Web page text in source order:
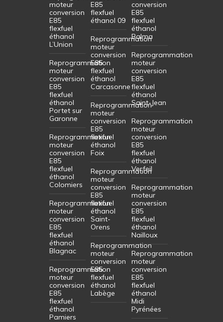
moteur
conversion
E85
flexfuel
éthanol
L’Union
Reprogrammation
moteur
conversion
E85
flexfuel
éthanol
Portet sur
Garonne
Reprogrammation
moteur
conversion
E85
flexfuel
éthanol
Colomiers
Reprogrammation
moteur
conversion
E85
flexfuel
éthanol
Blagnac
Reprogrammation
moteur
conversion
E85
flexfuel
éthanol
Pamiers
E85
flexfuel
éthanol 09
Reprogrammation
moteur
conversion
E85
flexfuel
éthanol
Carcasonne
Reprogrammation
moteur
conversion
E85
flexfuel
éthanol
Foix
Reprogrammation
moteur
conversion
E85
flexfuel
éthanol
Saint-
Orens
Reprogrammation
moteur
conversion
E85
flexfuel
éthanol
Labège
conversion
E85
flexfuel
éthanol
Balma
Reprogrammation
moteur
conversion
E85
flexfuel
éthanol
Saint-Jean
Reprogrammation
moteur
conversion
E85
flexfuel
éthanol
Verfeil
Reprogrammation
moteur
conversion
E85
flexfuel
éthanol
Nailloux
Reprogrammation
moteur
conversion
E85
flexfuel
éthanol
Midi
Pyrénées